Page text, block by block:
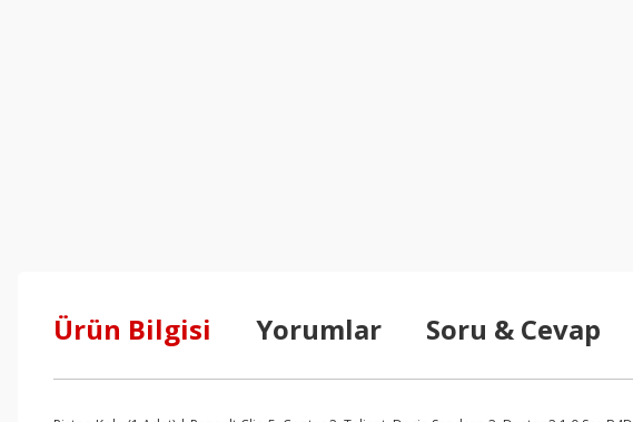
Ürün Bilgisi Yorumlar Soru & Cevap